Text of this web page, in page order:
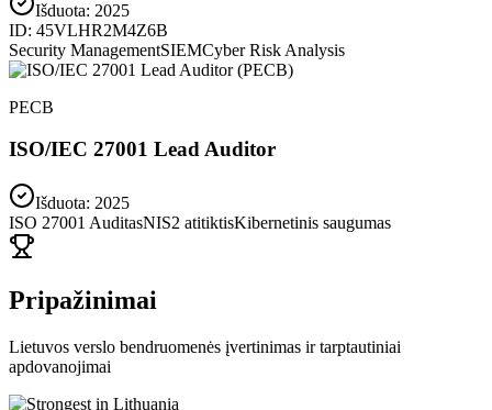
Išduota: 2025
ID: 45VLHR2M4Z6B
Security ManagementSIEMCyber Risk Analysis
PECB
ISO/IEC 27001 Lead Auditor
Išduota: 2025
ISO 27001 AuditasNIS2 atitiktisKibernetinis saugumas
Pripažinimai
Lietuvos verslo bendruomenės įvertinimas ir tarptautiniai
apdovanojimai